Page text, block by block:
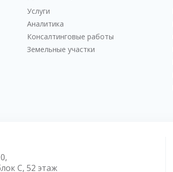
Услуги
Аналитика
Консалтинговые работы
Земельные участки
С, 52 этаж